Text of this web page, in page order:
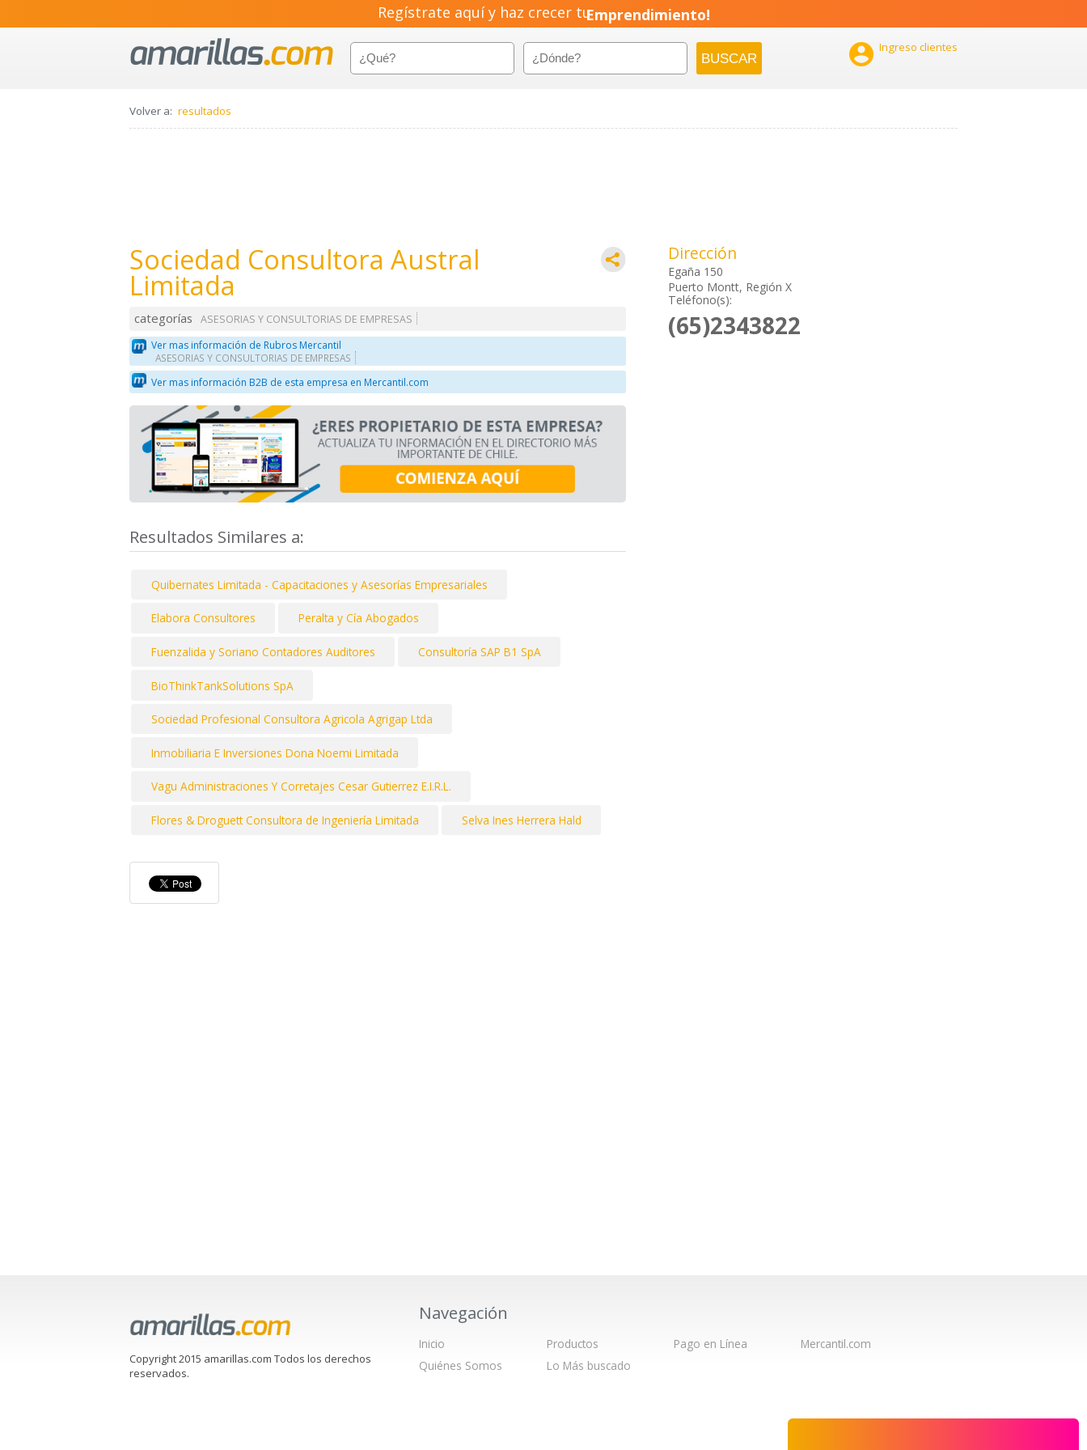
Regístrate aquí y haz crecer tuEmprendimiento!
 Ingreso clientes
Volver a: resultados
Sociedad Consultora Austral
Limitada
categorías
ASESORIAS Y CONSULTORIAS DE EMPRESAS
Ver mas información de Rubros Mercantil
ASESORIAS Y CONSULTORIAS DE EMPRESAS
Ver mas información B2B de esta empresa en Mercantil.com
Resultados Similares a:
Quibernates Limitada - Capacitaciones y Asesorías Empresariales
Elabora Consultores Peralta y Cía Abogados
Fuenzalida y Soriano Contadores Auditores Consultoría SAP B1 SpA
BioThinkTankSolutions SpA
Sociedad Profesional Consultora Agricola Agrigap Ltda
Inmobiliaria E Inversiones Dona Noemi Limitada
Vagu Administraciones Y Corretajes Cesar Gutierrez E.I.R.L.
Flores & Droguett Consultora de Ingeniería Limitada Selva Ines Herrera Hald
Dirección
Egaña 150
Puerto Montt, Región X
Teléfono(s):
(65)2343822
Copyright 2015 amarillas.com Todos los derechos
reservados.
Navegación
Inicio
Quiénes Somos
Productos
Lo Más buscado
Pago en Línea Mercantil.com